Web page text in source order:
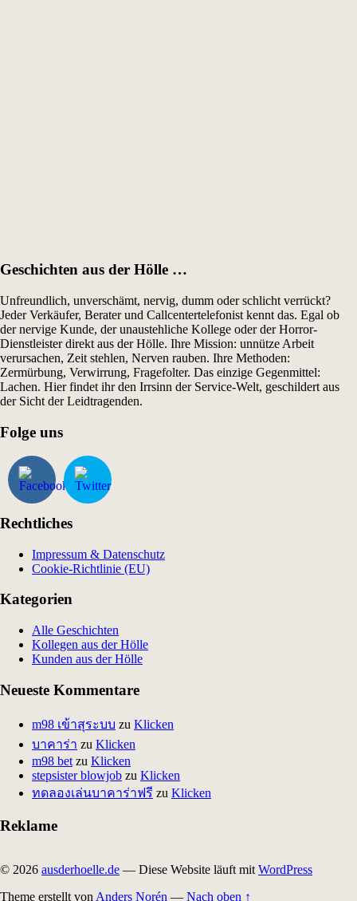
Geschichten aus der Hölle …
Unfreundlich, unverschämt, nervig, dumm oder schlicht verrückt?
Jeder Verkäufer, Berater und Callcentertelefonist kennt das. Egal ob
der nervige Kunde, der unaustehliche Kollege oder der Horror-
Dienstleister direkt aus der Hölle. Ihre Mission: unnütze Arbeit
verursachen, Zeit stehlen, Nerven rauben. Ihre Methoden:
Zermürbung, Verwirrung, Fragefolter. Das einzige Gegenmittel:
Lachen. Hier findet ihr den Irrsinn der Service-Welt, geschildert aus
der Sicht der Leidtragenden.
Folge uns
Rechtliches
Impressum & Datenschutz
Cookie-Richtlinie (EU)
Kategorien
Alle Geschichten
Kollegen aus der Hölle
Kunden aus der Hölle
Neueste Kommentare
m98 เข้าสุระบบ zu Klicken
บาคาร่า zu Klicken
m98 bet zu Klicken
stepsister blowjob zu Klicken
ทดลองเล่นบาคาร่าฟรี zu Klicken
Reklame
© 2026 ausderhoelle.de — Diese Website läuft mit WordPress
Theme erstellt von Anders Norén — Nach oben ↑